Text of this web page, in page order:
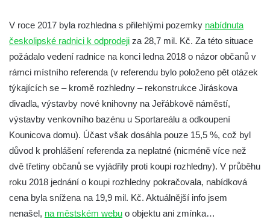
Rozhledna Vrchbělá
Vyhlídka Triangl u Markvartic
Masarykova věž samostatnosti
Rozhledna (vyhlídková věž) Kumburk
Rozhledna Na Čihadle
Střekovská vyhlídka
Víťova rozhledna
Vyhlídková věž Dneboh
V roce 2017 byla rozhledna s přilehlými pozemky nabídnuta
českolipské radnici k odprodeji za 28,7 mil. Kč. Za této situace
požádalo vedení radnice na konci ledna 2018 o názor občanů v
rámci místního referenda (v referendu bylo položeno pět otázek
týkajících se – kromě rozhledny – rekonstrukce Jiráskova
divadla, výstavby nové knihovny na Jeřábkově náměstí,
výstavby venkovního bazénu u Sportareálu a odkoupení
Kounicova domu). Účast však dosáhla pouze 15,5 %, což byl
důvod k prohlášení referenda za neplatné (nicméně více než
dvě třetiny občanů se vyjádřily proti koupi rozhledny). V průběhu
roku 2018 jednání o koupi rozhledny pokračovala, nabídková
cena byla snížena na 19,9 mil. Kč. Aktuálnější info jsem
nenašel, na městském webu o objektu ani zmínka…